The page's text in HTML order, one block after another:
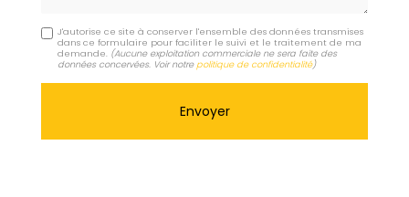
J'autorise ce site à conserver l'ensemble des données transmises
dans ce formulaire pour faciliter le suivi et le traitement de ma
demande. (Aucune exploitation commerciale ne sera faite des
données concervées. Voir notrepolitique de confidentialité)